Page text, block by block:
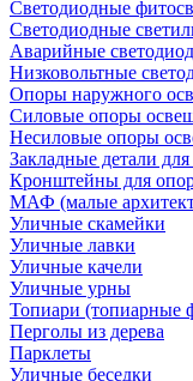
Светодиодные
Светодиодные
Аварийные
Низковольтные
Опоры наружного
Силовые опоры
Несиловые опоры
Закладные детали
Кронштейны для
МАФ (малые
Уличные скамейки
Уличные лавки
Уличные качели
Уличные урны
Топиари (топиарные
Перголы из дерева
Парклеты
Уличные беседки